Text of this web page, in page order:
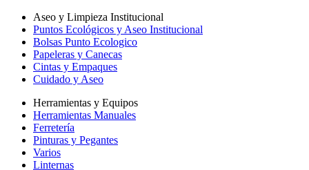
Aseo y Limpieza Institucional
Puntos Ecológicos y Aseo Institucional
Bolsas Punto Ecologico
Papeleras y Canecas
Cintas y Empaques
Cuidado y Aseo
Herramientas y Equipos
Herramientas Manuales
Ferretería
Pinturas y Pegantes
Varios
Linternas